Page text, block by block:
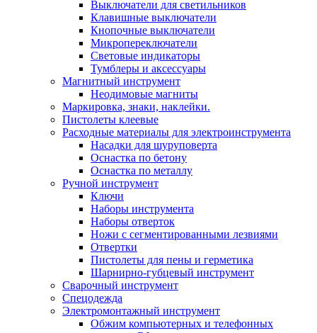
Выключатели для светильников
Клавишные выключатели
Кнопочные выключатели
Микропереключатели
Световые индикаторы
Тумблеры и аксессуары
Магнитный инструмент
Неодимовые магниты
Маркировка, знаки, наклейки.
Пистолеты клеевые
Расходные материалы для электроинструмента
Насадки для шуруповерта
Оснастка по бетону
Оснастка по металлу
Ручной инструмент
Ключи
Наборы инструмента
Наборы отверток
Ножи с сегментированными лезвиями
Отвертки
Пистолеты для пены и герметика
Шарнирно-губцевый инструмент
Сварочный инструмент
Спецодежда
Электромонтажный инструмент
Обжим компьютерных и телефонных